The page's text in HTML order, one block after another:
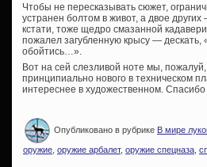
Чтобы не пересказывать сюжет,
устранен болтом в живот, а двое
кстати, тоже щедро смазанной
пожалел загубленную крысу —
обойтись…».
Вот на сей слезливой ноте мы,
принципиально нового в техническом
интереснее в художественном.
Опубликовано в рубрике В мире
оружие оружие арбалет, оружие спецназа